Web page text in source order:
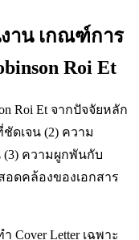
าน เกณฑ์การ
Roi Et
Roi Et จากปัจจัยหลัก
ดเจน (2) ความ
(3) ความผูกพันกับ
อดคล้องของเอกสาร
Cover Letter เฉพาะ